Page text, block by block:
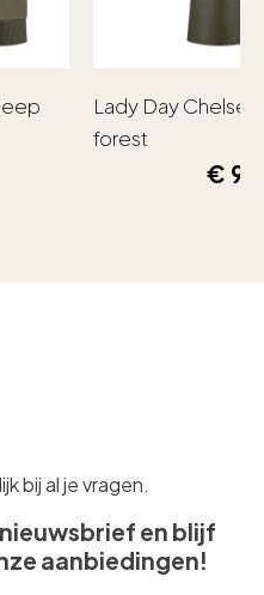
Lady Day
forest
€
bij al je vragen.
en blijf
aanbiedingen!